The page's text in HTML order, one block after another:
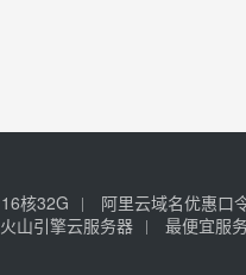
16核32G 阿里云域名优惠口
火山引擎云服务器 最便宜服